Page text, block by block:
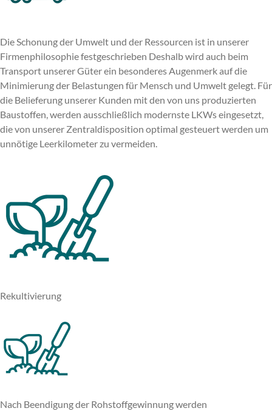
Die Schonung der Umwelt und der Ressourcen ist in unserer
Firmenphilosophie festgeschrieben Deshalb wird auch beim
Transport unserer Güter ein besonderes Augenmerk auf die
Minimierung der Belastungen für Mensch und Umwelt gelegt. Für
die Belieferung unserer Kunden mit den von uns produzierten
Baustoffen, werden ausschließlich modernste LKWs eingesetzt,
die von unserer Zentraldisposition optimal gesteuert werden um
unnötige Leerkilometer zu vermeiden.
Rekultivierung
Nach Beendigung der Rohstoffgewinnung werden